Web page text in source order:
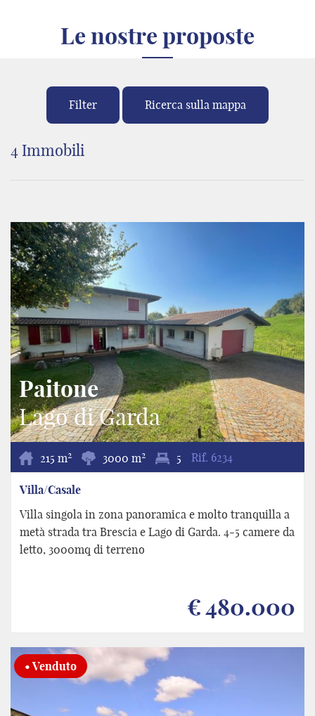
Le nostre proposte
Filter Ricerca sulla mappa
4 Immobili
Paitone
Lago di Garda
215 m2 3000 m2 5 Rif. 6234
Villa/Casale
Villa singola in zona panoramica e molto tranquilla a
metà strada tra Brescia e Lago di Garda. 4-5 camere da
letto, 3000mq di terreno
€ 480.000
• Venduto